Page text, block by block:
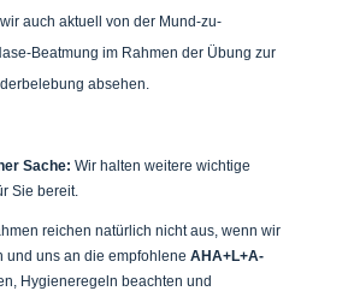
auch aktuell von der Mund-zu-
Beatmung im Rahmen der Übung zur
absehen.
Sache: Wir halten weitere wichtige
Sie bereit.
reichen natürlich nicht aus, wenn wir
und uns an die empfohlene AHA+L+A-
Hygieneregeln beachten und